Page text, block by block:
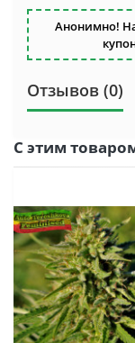
Анонимно!
Отзывов (0)
С этим